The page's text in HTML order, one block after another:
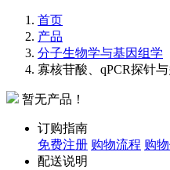
首页
产品
分子生物学与基因组学
寡核苷酸、qPCR探针
暂无产品！
订购指南
免费注册 购物流程 购
配送说明